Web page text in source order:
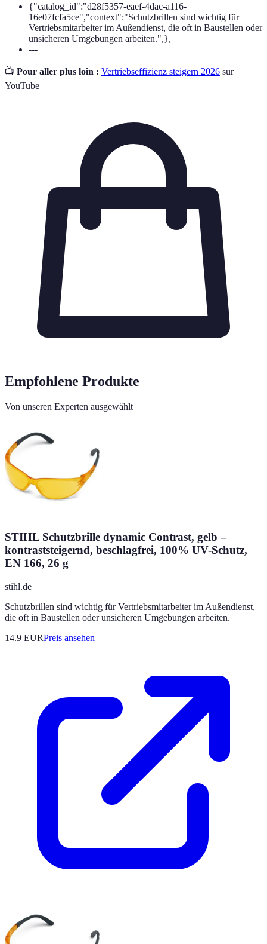
{"catalog_id":"d28f5357-eaef-4dac-a116-
16e07fcfa5ce","context":"Schutzbrillen sind wichtig für
Vertriebsmitarbeiter im Außendienst, die oft in Baustellen oder
unsicheren Umgebungen arbeiten.",},
---
📺 Pour aller plus loin : Vertriebseffizienz steigern 2026 sur
YouTube
Empfohlene Produkte
Von unseren Experten ausgewählt
STIHL Schutzbrille dynamic Contrast, gelb –
kontraststeigernd, beschlagfrei, 100% UV-Schutz,
EN 166, 26 g
stihl.de
Schutzbrillen sind wichtig für Vertriebsmitarbeiter im Außendienst,
die oft in Baustellen oder unsicheren Umgebungen arbeiten.
14.9 EURPreis ansehen